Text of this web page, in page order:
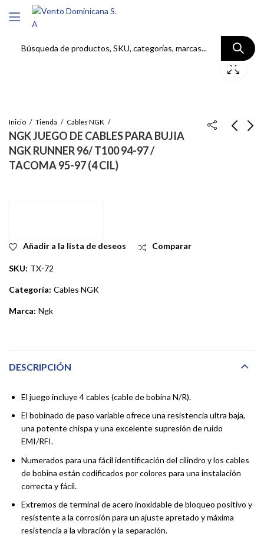
Inicio Tienda Cables NGK
NGK JUEGO DE CABLES PARA BUJIA
NGK RUNNER 96/ T100 94-97 /
TACOMA 95-97 (4 CIL)
Añadir a la lista de deseos Comparar
SKU: TX-72
Categoría: Cables NGK
Marca: Ngk
DESCRIPCIÓN
El juego incluye 4 cables (cable de bobina N/R).
El bobinado de paso variable ofrece una resistencia ultra baja,
una potente chispa y una excelente supresión de ruido
EMI/RFI.
Numerados para una fácil identificación del cilindro y los cables
de bobina están codificados por colores para una instalación
correcta y fácil.
Extremos de terminal de acero inoxidable de bloqueo positivo y
resistente a la corrosión para un ajuste apretado y máxima
resistencia a la vibración y la separación.